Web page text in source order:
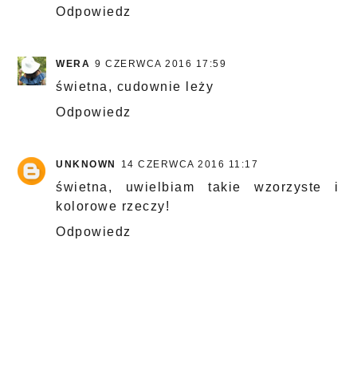
Odpowiedz
WERA 9 CZERWCA 2016 17:59
świetna, cudownie leży
Odpowiedz
UNKNOWN 14 CZERWCA 2016 11:17
świetna, uwielbiam takie wzorzyste i
kolorowe rzeczy!
Odpowiedz